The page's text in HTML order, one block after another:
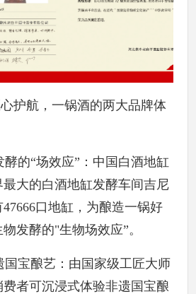
护航，一锅酒的两大品牌体
酵的“场效应”：中国白酒地缸
大的白酒地缸发酵车间吉尼
口地缸，为酿造一锅好
发酵的"生物场效应”。
国宝酿艺：由国家级工匠大师
者可沉浸式体验非遗国宝酿